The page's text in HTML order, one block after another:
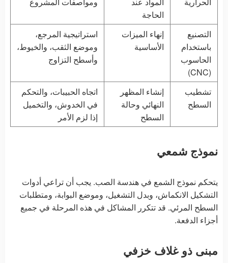
الحاجة
التصنيع
باستخدام
الحاسوب
(CNC)
إنهاء الميزات
الأساسية
استراتيجية المرجع،
وموضع الثقب، والخيوط،
وأسطح التزاوج
تشطيب
السطح
إنشاء المظهر
النهائي وحالة
السطح
اتجاه الحبيبات، والتحكم
في الخدوش، والتخميل
إذا لزم الأمر
نموذج شمعي
يتحكم نموذج الشمع في هندسة الصب. يجب أن تراعي أدوات
التشكيل الانكماش، وبدل التشغيل، وموضع البوابة، ومتطلبات
السطح المرئي. قد تتكرر المشاكل في هذه المرحلة في جميع
أجزاء الدفعة.
مبنى ذو غلاف خزفي